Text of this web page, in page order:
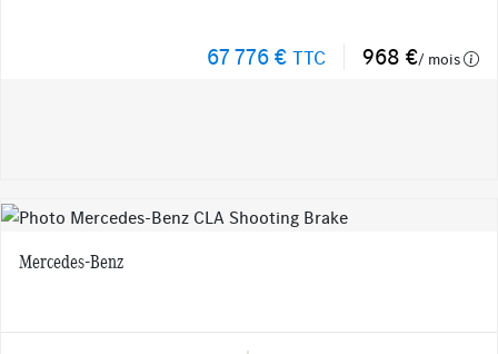
67 776 € TTC 968 €/ mois
Mercedes-Benz